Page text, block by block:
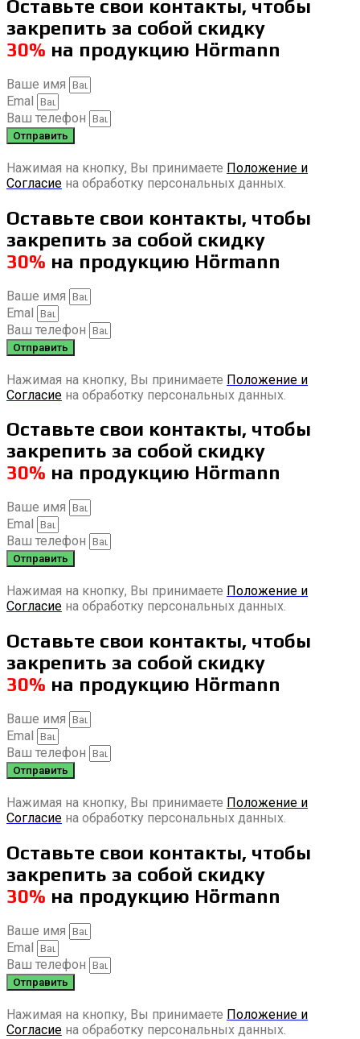
Оставьте свои контакты, чтобы
закрепить за собой скидку
30% на продукцию Hörmann
Ваше имя
Emal
Ваш телефон
Отправить
Нажимая на кнопку, Вы принимаете Положение и
Согласие на обработку персональных данных.
Оставьте свои контакты, чтобы
закрепить за собой скидку
30% на продукцию Hörmann
Ваше имя
Emal
Ваш телефон
Отправить
Нажимая на кнопку, Вы принимаете Положение и
Согласие на обработку персональных данных.
Оставьте свои контакты, чтобы
закрепить за собой скидку
30% на продукцию Hörmann
Ваше имя
Emal
Ваш телефон
Отправить
Нажимая на кнопку, Вы принимаете Положение и
Согласие на обработку персональных данных.
Оставьте свои контакты, чтобы
закрепить за собой скидку
30% на продукцию Hörmann
Ваше имя
Emal
Ваш телефон
Отправить
Нажимая на кнопку, Вы принимаете Положение и
Согласие на обработку персональных данных.
Оставьте свои контакты, чтобы
закрепить за собой скидку
30% на продукцию Hörmann
Ваше имя
Emal
Ваш телефон
Отправить
Нажимая на кнопку, Вы принимаете Положение и
Согласие на обработку персональных данных.